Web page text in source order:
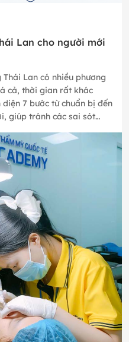
Lan cho người mới
Lan có nhiều phương
cả, thời gian rất khác
7 bước từ chuẩn bị đến
giúp tránh các sai sót